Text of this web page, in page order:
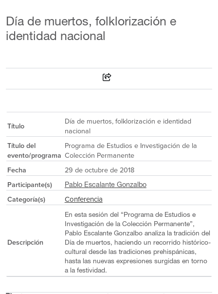
Día de muertos, folklorización e
identidad nacional
Título
Día de muertos, folklorización e identidad
nacional
Título del
evento/programa
Programa de Estudios e Investigación de la
Colección Permanente
Fecha
29 de octubre de 2018
Participante(s)
Pablo Escalante Gonzalbo
Categoría(s) Conferencia
Descripción
En esta sesión del “Programa de Estudios e
Investigación de la Colección Permanente”,
Pablo Escalante Gonzalbo analiza la tradición del
Día de muertos, haciendo un recorrido histórico-
cultural desde las tradiciones prehispánicas,
hasta las nuevas expresiones surgidas en torno
a la festividad.